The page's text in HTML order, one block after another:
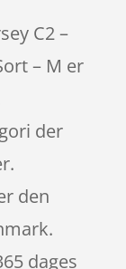
C2 –
– M er
der
den
dages